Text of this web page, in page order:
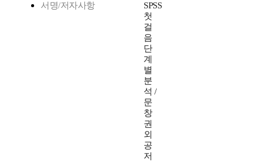
서명/저자사항
SPSS
첫
걸
음
단
계
별
분
석 /
문
창
권
외
공
저